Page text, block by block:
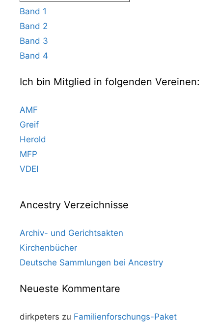
Band 1
Band 2
Band 3
Band 4
Ich bin Mitglied in folgenden Vereinen:
AMF
Greif
Herold
MFP
VDEI
Ancestry Verzeichnisse
Archiv- und Gerichtsakten
Kirchenbücher
Deutsche Sammlungen bei Ancestry
Neueste Kommentare
dirkpeters zu Familienforschungs-Paket